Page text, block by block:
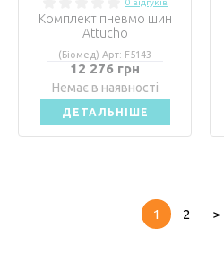
Комплект пневмо шин
Attucho
(Біомед) Арт: F5143
12 276 грн
Немає в наявності
ДЕТАЛЬНІШЕ
1 2 >